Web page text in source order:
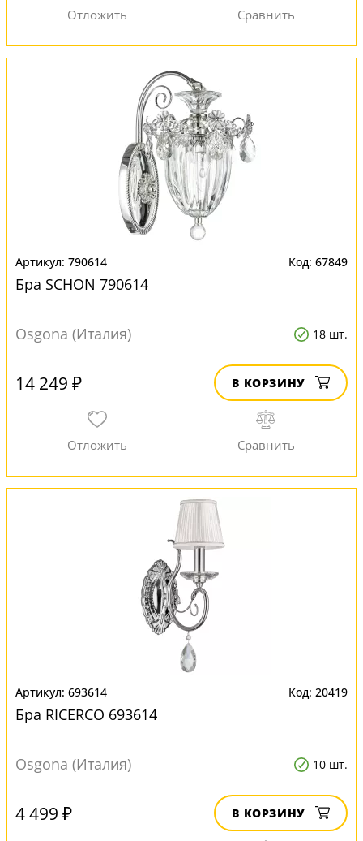
790614 67849
Бра SCHON 790614
Osgona (Италия) 18 шт.
14 249 ₽ В КОРЗИНУ
693614 20419
Бра RICERCO 693614
Osgona (Италия) 10 шт.
4 499 ₽ В КОРЗИНУ